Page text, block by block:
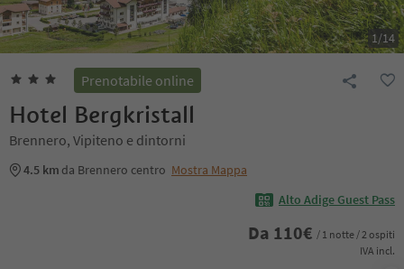
1/14
Prenotabile online
Hotel Bergkristall
Brennero, Vipiteno e dintorni
4.5 km da Brennero centro Mostra Mappa
Alto Adige Guest Pass
Da 110€ / 1 notte / 2 ospiti
IVA incl.